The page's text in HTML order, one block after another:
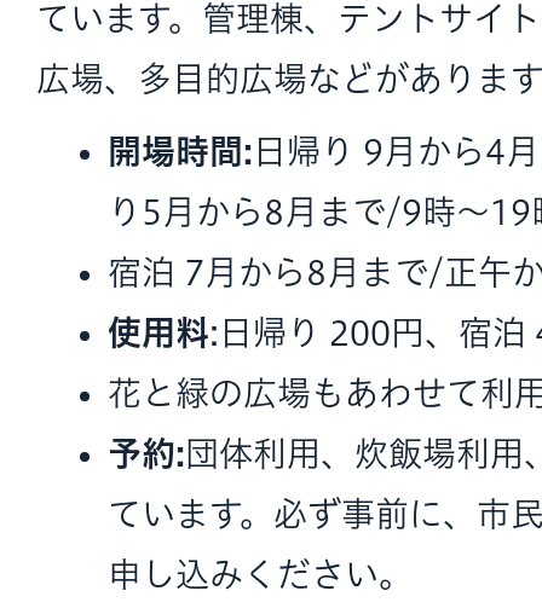
ています。管理棟、テントサイ
広場、多目的広場などがありま
開場時間: 日帰り 9月から4
り5月から8月まで/9時～19
宿泊 7月から8月まで/正午
使用料:日帰り 200円、宿
花と緑の広場もあわせて利
予約: 団体利用、炊飯場利用
ています。必ず事前に、市
申し込みください。